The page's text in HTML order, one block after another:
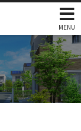
MENU